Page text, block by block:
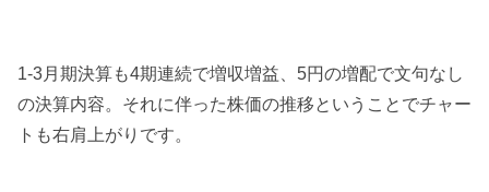
1-3月期決算も4期連続で増収増益、5円の増配で文句なし
の決算内容。それに伴った株価の推移ということでチャー
トも右肩上がりです。